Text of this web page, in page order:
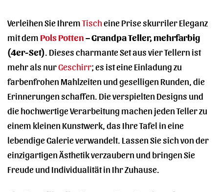
Verleihen Sie IhremTischeine Prise skurriler Eleganz
mit dem Pols Potten– Grandpa Teller, mehrfarbig
(4er-Set) . Dieses charmante Set aus vier Tellern ist
mehr als nurGeschirr; es ist eine Einladung zu
farbenfrohen Mahlzeiten und geselligen Runden, die
Erinnerungen schaffen. Die verspielten Designs und
die hochwertige Verarbeitung machen jeden Teller zu
einem kleinen Kunstwerk, das Ihre Tafel in eine
lebendige Galerie verwandelt. Lassen Sie sich von der
einzigartigen Ästhetik verzaubern und bringen Sie
Freude und Individualität in Ihr Zuhause.